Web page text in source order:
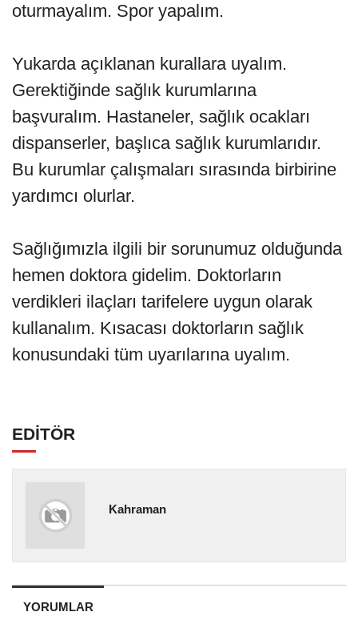
oturmayalım. Spor yapalım.
Yukarda açıklanan kurallara uyalım.
Gerektiğinde sağlık kurumlarına
başvuralım. Hastaneler, sağlık ocakları
dispanserler, başlıca sağlık kurumlarıdır.
Bu kurumlar çalışmaları sırasında birbirine
yardımcı olurlar.
Sağlığımızla ilgili bir sorunumuz olduğunda
hemen doktora gidelim. Doktorların
verdikleri ilaçları tarifelere uygun olarak
kullanalım. Kısacası doktorların sağlık
konusundaki tüm uyarılarına uyalım.
EDİTÖR
Kahraman
YORUMLAR